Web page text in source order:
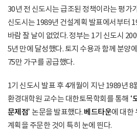
30년 전 신도시는 급조된 정책이라는 평가
신도시는 1989년 건설계획 발표에서부터
바람 잘 날이 없었다. 정부는 1기 신도시
5년 만에 달성했다. 토지 수용과 함께 분양
75만 가구를 공급했다.
1기 신도시 발표 후 4개월이 지난 1989년 8
환경대학원 교수는 대한토목학회를 통해 ‘
문제점’ 논문을 발표했다. 베드타운에 대한
계획을 주문한 것이 특히 눈에 띈다.